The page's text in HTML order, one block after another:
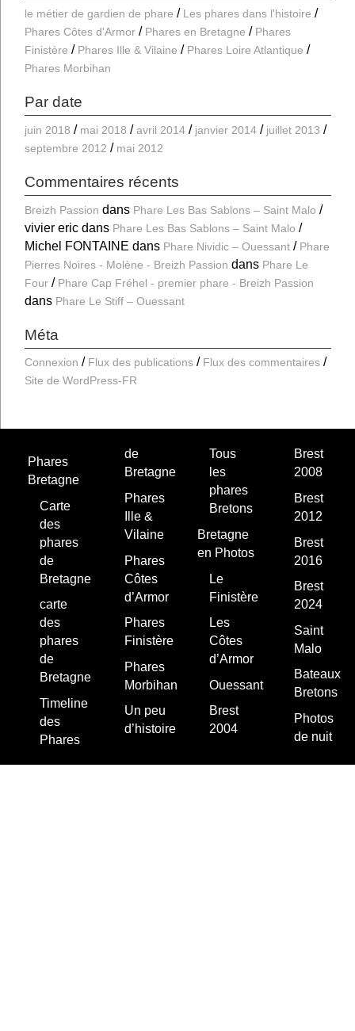
le métier de gardien de phare
Les phares dans l'histoire
Phares Côtes d'Armor
Phares en Bretagne
Phares
Finistère
Phares Ille & Vilaine
Phares Loire Atlantique
Phares Morbihan
Par date
juin 2018 mai 2018 avril 2014 janvier 2014
juillet 2013
septembre 2012
mai 2012
Commentaires récents
Breizh Passion dans Phare Les Bas Sablons – Saint Malo
vivier eric dans Phare Les Bas Sablons – Saint Malo
Michel FONTAINE dans Phare Nividic – Ouessant
Phare
Pierres Noires - Molène - Breizh Passion dans Phare Le
Four
Phare Cap Fréhel - premier phare - Breizh Passion
dans Phare Le Stiff – Ouessant
Méta
Connexion Flux des publications
Flux des commentaires
Site de WordPress-FR
Phares
Bretagne
Carte
des
phares
de
Bretagne
carte
des
phares
de
Bretagne
Timeline
des
Phares
de
Bretagne
Phares
Ille &
Vilaine
Phares
Côtes
d’Armor
Phares
Finistère
Phares
Morbihan
Un peu
d’histoire
Tous
les
phares
Bretons
Bretagne
en Photos
Le
Finistère
Les
Côtes
d’Armor
Ouessant
Brest
2004
Brest
2008
Brest
2012
Brest
2016
Brest
2024
Saint
Malo
Bateaux
Bretons
Photos
de nuit